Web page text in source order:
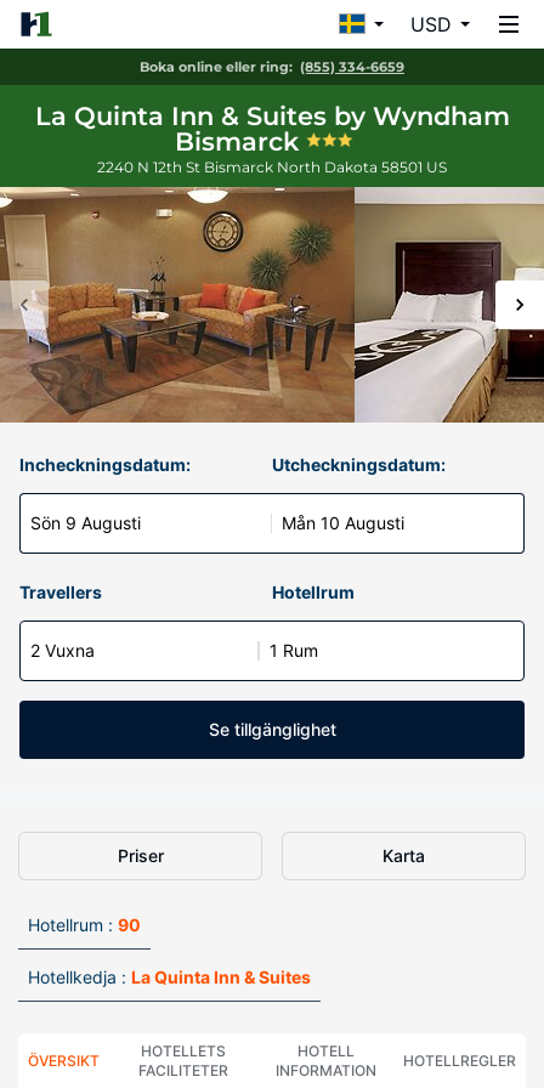
USD
Boka online eller ring: (855) 334-6659
La Quinta Inn & Suites by Wyndham
Bismarck
2240 N 12th St Bismarck North Dakota 58501 US
Incheckningsdatum:
Sön 9 Augusti
Utcheckningsdatum:
Mån 10 Augusti
Travellers Hotellrum
2 Vuxna 1 Rum
Se tillgänglighet
Priser Karta
Hotellrum : 90
Hotellkedja : La Quinta Inn & Suites
ÖVERSIKT
HOTELLETS
FACILITETER
HOTELL
INFORMATION
HOTELLREGLER